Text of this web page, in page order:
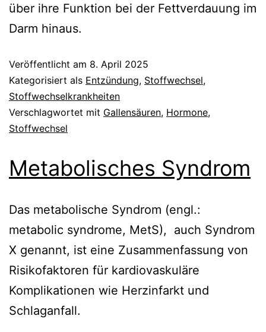
über ihre Funktion bei der Fettverdauung im
Darm hinaus.
Veröffentlicht am 8. April 2025
Kategorisiert als Entzündung, Stoffwechsel,
Stoffwechselkrankheiten
Verschlagwortet mit Gallensäuren, Hormone,
Stoffwechsel
Metabolisches Syndrom
Das metabolische Syndrom (engl.:
metabolic syndrome, MetS), auch Syndrom
X genannt, ist eine Zusammenfassung von
Risikofaktoren für kardiovaskuläre
Komplikationen wie Herzinfarkt und
Schlaganfall.